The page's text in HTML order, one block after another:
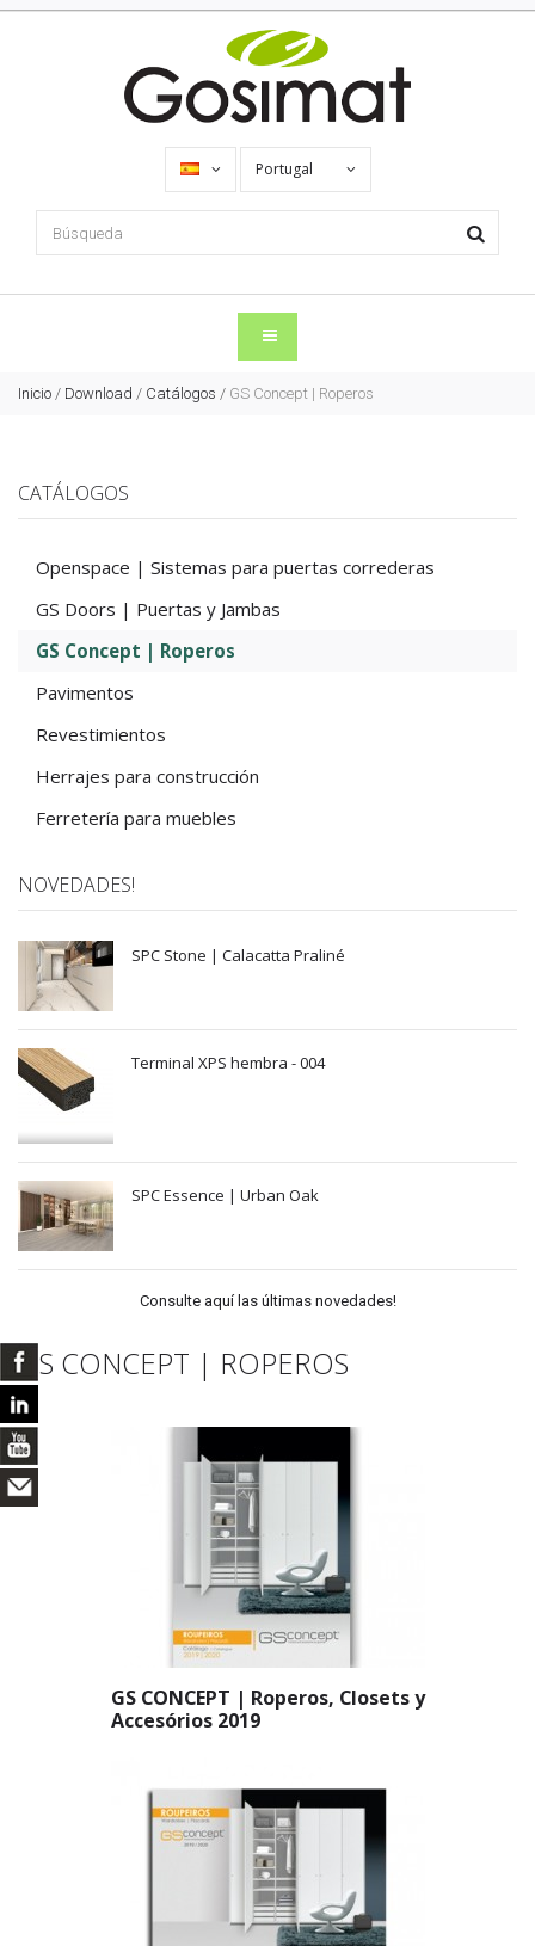
Portugal
Inicio / Download / Catálogos / GS Concept | Roperos
CATÁLOGOS
Openspace | Sistemas para puertas correderas
GS Doors | Puertas y Jambas
GS Concept | Roperos
Pavimentos
Revestimientos
Herrajes para construcción
Ferretería para muebles
NOVEDADES!
SPC Stone | Calacatta Praliné
Terminal XPS hembra - 004
SPC Essence | Urban Oak
Consulte aquí las últimas novedades!
GS CONCEPT | ROPEROS
GS CONCEPT | Roperos, Closets y
Accesórios 2019